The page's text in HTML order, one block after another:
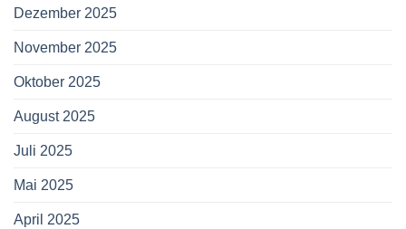
Dezember 2025
November 2025
Oktober 2025
August 2025
Juli 2025
Mai 2025
April 2025